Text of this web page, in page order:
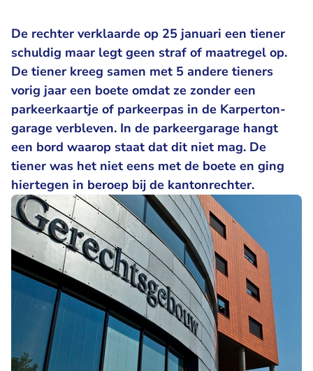
De rechter verklaarde op 25 januari een tiener
schuldig maar legt geen straf of maatregel op.
De tiener kreeg samen met 5 andere tieners
vorig jaar een boete omdat ze zonder een
parkeerkaartje of parkeerpas in de Karperton-
garage verbleven. In de parkeergarage hangt
een bord waarop staat dat dit niet mag. De
tiener was het niet eens met de boete en ging
hiertegen in beroep bij de kantonrechter.